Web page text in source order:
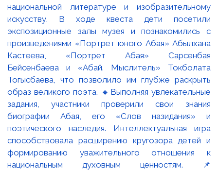
национальной литературе и изобразительному
искусству. В ходе квеста дети посетили
экспозиционные залы музея и познакомились с
произведениями «Портрет юного Абая» Абылхана
Кастеева, «Портрет Абая» Сарсенбая
Бейсенбаева и «Абай. Мыслитель» Токболата
Тогысбаева, что позволило им глубже раскрыть
образ великого поэта. 🔸Выполняя увлекательные
задания, участники проверили свои знания
биографии Абая, его «Слов назидания» и
поэтического наследия. Интеллектуальная игра
способствовала расширению кругозора детей и
формированию уважительного отношения к
национальным духовным ценностям. 📌